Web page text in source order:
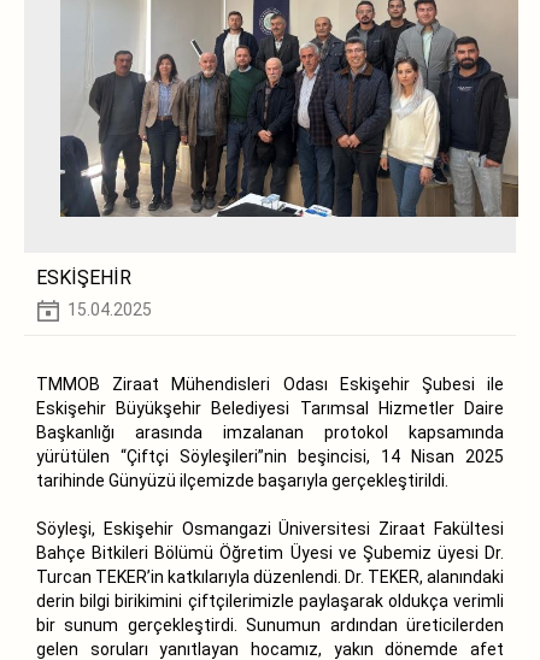
ESKİŞEHİR
15.04.2025
TMMOB Ziraat Mühendisleri Odası Eskişehir Şubesi ile
Eskişehir Büyükşehir Belediyesi Tarımsal Hizmetler Daire
Başkanlığı arasında imzalanan protokol kapsamında
yürütülen “Çiftçi Söyleşileri”nin beşincisi, 14 Nisan 2025
tarihinde Günyüzü ilçemizde başarıyla gerçekleştirildi.
Söyleşi, Eskişehir Osmangazi Üniversitesi Ziraat Fakültesi
Bahçe Bitkileri Bölümü Öğretim Üyesi ve Şubemiz üyesi Dr.
Turcan TEKER’in katkılarıyla düzenlendi. Dr. TEKER, alanındaki
derin bilgi birikimini çiftçilerimizle paylaşarak oldukça verimli
bir sunum gerçekleştirdi. Sunumun ardından üreticilerden
gelen soruları yanıtlayan hocamız, yakın dönemde afet